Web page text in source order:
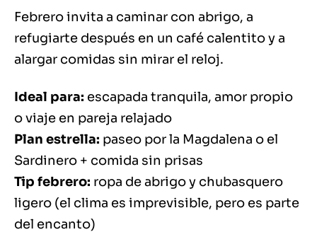
Febrero invita a caminar con abrigo, a
refugiarte después en un café calentito y a
alargar comidas sin mirar el reloj.
Ideal para: escapada tranquila, amor propio
o viaje en pareja relajado
Plan estrella: paseo por la Magdalena o el
Sardinero + comida sin prisas
Tip febrero: ropa de abrigo y chubasquero
ligero (el clima es imprevisible, pero es parte
del encanto)